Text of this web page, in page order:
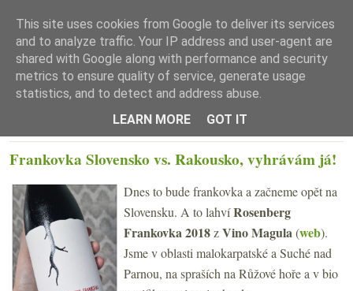
☰ Menu
Frankovka Slovensko vs. Rakousko, vyhrávám já!
Dnes to bude frankovka a začneme opět na
Slovensku. A to lahvíRosenberg
Frankovka 2018zVino Magula(web).
Jsme v oblasti malokarpatské a Suché nad
Parnou, na spraších na Růžové hoře a v bio
This site uses cookies from Google to deliver its services
and to analyze traffic. Your IP address and user-agent are
shared with Google along with performance and security
metrics to ensure quality of service, generate usage
statistics, and to detect and address abuse.
LEARN MORE
GOT IT